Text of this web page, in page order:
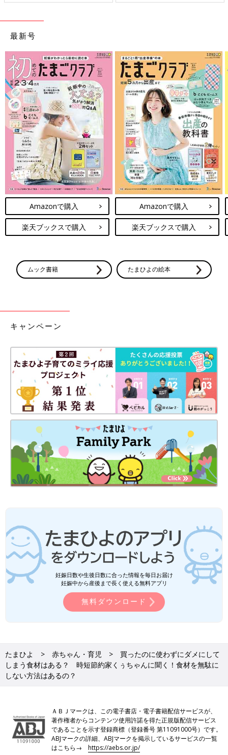
最新号
Amazonで購入
楽天ブックスで購入
Amazonで購入
楽天ブックスで購入
ムック書籍 たまひよの絵本
キャンペーン
妊娠日数や生後日数に合った情報を毎日お届け
妊娠中から産後まで長く使える無料アプリ
無料ダウンロード
たまひよ 赤ちゃん・育児
買ったのに使わずにダメにして
しまう食材はある？ 時短節約家くぅちゃんに聞く！食材を無駄に
しない方法はあるの？
ＡＢＪマークは、この電子書店・電子書籍配信サービスが、
著作権者からコンテンツ使用許諾を得た正規版配信サービス
であることを示す登録商標（登録番号 第11091000号）です。
ABJマークの詳細、ABJマークを掲示しているサービスの一覧
はこちら→https://aebs.or.jp/